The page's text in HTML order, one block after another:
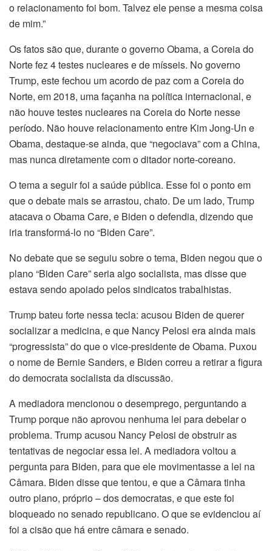
o relacionamento foi bom. Talvez ele pense a mesma coisa
de mim.”
Os fatos são que, durante o governo Obama, a Coreia do
Norte fez 4 testes nucleares e de mísseis. No governo
Trump, este fechou um acordo de paz com a Coreia do
Norte, em 2018, uma façanha na política internacional, e
não houve testes nucleares na Coreia do Norte nesse
período. Não houve relacionamento entre Kim Jong-Un e
Obama, destaque-se ainda, que “negociava” com a China,
mas nunca diretamente com o ditador norte-coreano.
O tema a seguir foi a saúde pública. Esse foi o ponto em
que o debate mais se arrastou, chato. De um lado, Trump
atacava o Obama Care, e Biden o defendia, dizendo que
iria transformá-lo no “Biden Care”.
No debate que se seguiu sobre o tema, Biden negou que o
plano “Biden Care” seria algo socialista, mas disse que
estava sendo apoiado pelos sindicatos trabalhistas.
Trump bateu forte nessa tecla: acusou Biden de querer
socializar a medicina, e que Nancy Pelosi era ainda mais
“progressista” do que o vice-presidente de Obama. Puxou
o nome de Bernie Sanders, e Biden correu a retirar a figura
do democrata socialista da discussão.
A mediadora mencionou o desemprego, perguntando a
Trump porque não aprovou nenhuma lei para debelar o
problema. Trump acusou Nancy Pelosi de obstruir as
tentativas de negociar essa lei. A mediadora voltou a
pergunta para Biden, para que ele movimentasse a lei na
Câmara. Biden disse que tentou, e que a Câmara tinha
outro plano, próprio – dos democratas, e que este foi
bloqueado no senado republicano. O que se evidenciou aí
foi a cisão que há entre câmara e senado.